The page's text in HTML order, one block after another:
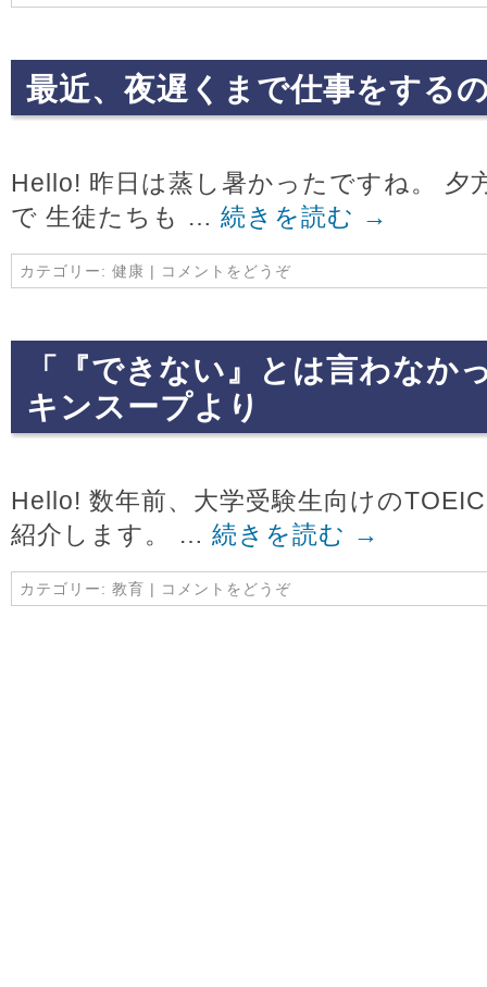
最近、夜遅くまで仕事をする
Hello! 昨日は蒸し暑かったですね。 夕
で 生徒たちも … 続きを読む →
カテゴリー: 健康 | コメントをどうぞ
「『できない』とは言わなか
キンスープより
Hello! 数年前、大学受験生向けの
紹介します。 … 続きを読む →
カテゴリー: 教育 | コメントをどうぞ